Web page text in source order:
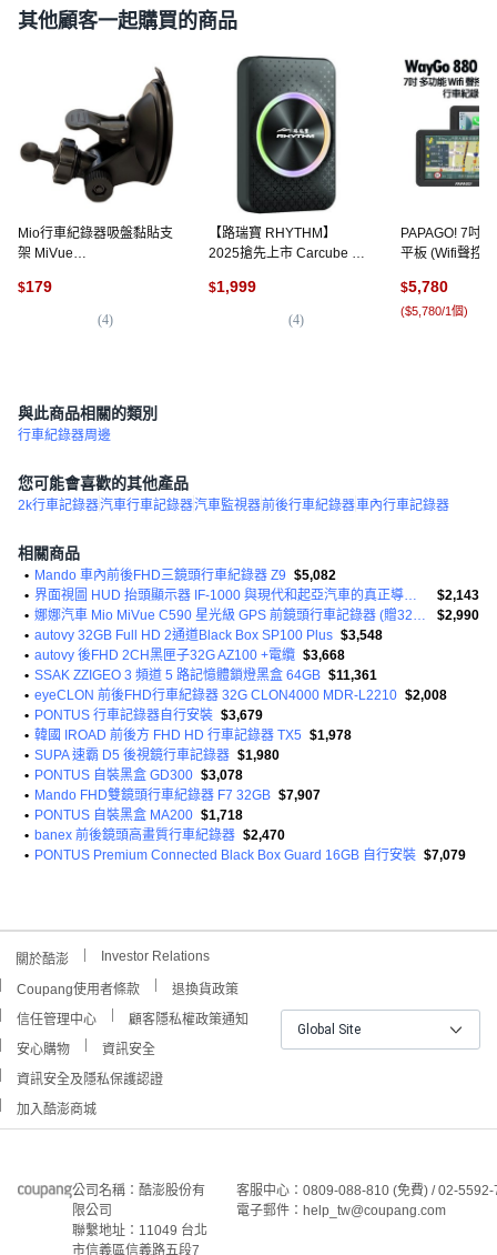
其他顧客一起購買的商品
Mio行車紀錄器吸盤黏貼支
架 MiVue
D37, 1, 1GB
$179
(4)
【路瑞寶 RHYTHM】
2025搶先上市 Carcube II
音 投屏, 詳見包裝
$1,999
(4)
PAPAGO! 7吋
平板 (Wifi聲控
WG880+128G,
$5,780
($5,780/1個)
與此商品相關的類別
行車紀錄器周邊
您可能會喜歡的其他產品
2k行車記錄器汽車行車記錄器汽車監視器前後行車紀錄器車內行車記錄器
相關商品
• Mando 車內前後FHD三鏡頭行車紀錄器 Z9 $5,082
•
界面視圖 HUD 抬頭顯示器 IF-1000 與現代和起亞汽車的真正導航相連
$2,143
•
娜娜汽車 Mio MiVue C590 星光級 GPS 前鏡頭行車記錄器 (贈32G記憶卡)
$2,990
• autovy 32GB Full HD 2通道Black Box SP100 Plus $3,548
• autovy 後FHD 2CH黑匣子32G AZ100 +電纜 $3,668
• SSAK ZZIGEO 3 頻道 5 路記憶體鎖燈黑盒 64GB $11,361
• eyeCLON 前後FHD行車紀錄器 32G CLON4000 MDR-L2210 $2,008
• PONTUS 行車記錄器自行安裝 $3,679
• 韓國 IROAD 前後方 FHD HD 行車記錄器 TX5 $1,978
• SUPA 速霸 D5 後視鏡行車記錄器 $1,980
• PONTUS 自裝黑盒 GD300 $3,078
• Mando FHD雙鏡頭行車紀錄器 F7 32GB $7,907
• PONTUS 自裝黑盒 MA200 $1,718
• banex 前後鏡頭高畫質行車紀錄器 $2,470
• PONTUS Premium Connected Black Box Guard 16GB 自行安裝 $7,079
關於酷澎 Investor Relations
Coupang使用者條款
退換貨政策
信任管理中心
顧客隱私權政策通知
安心購物
資訊安全
資訊安全及隱私保護認證
加入酷澎商城
Global Site
公司名稱：酷澎股份有
限公司
聯繫地址：11049 台北
市信義區信義路五段7
客服中心：0809-088-810 (免費) / 02-
電子郵件：help_tw@coupang.com